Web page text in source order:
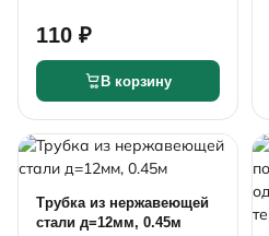
110 ₽
В корзину
Трубка из нержавеющей
стали д=12мм, 0.45м